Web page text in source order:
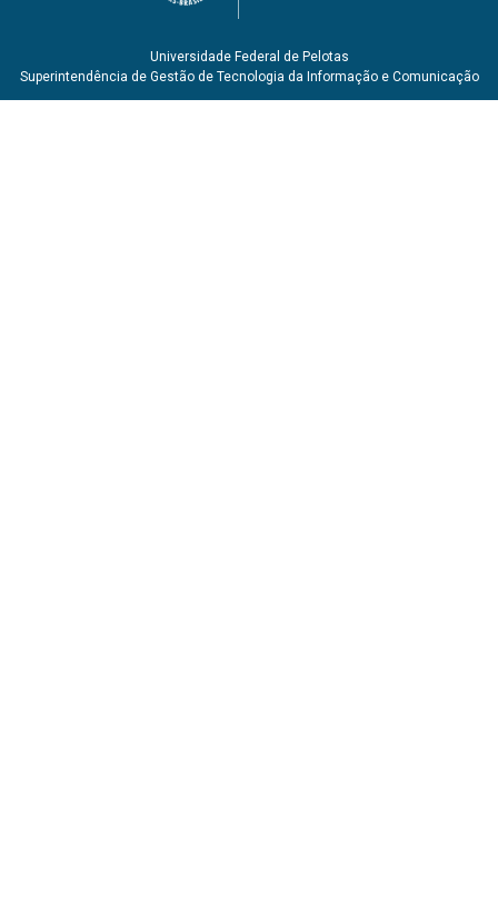
Universidade Federal de Pelotas
Superintendência de Gestão de Tecnologia da Informação e Comunicação